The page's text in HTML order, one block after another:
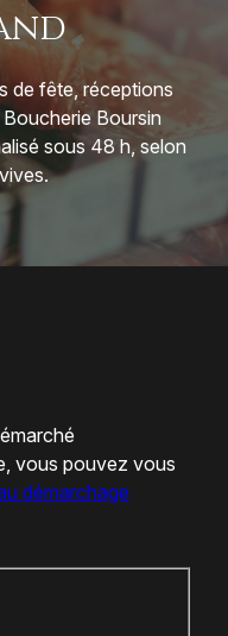
de fête, réceptions
Boursin
sous 48 h, selon
vous pouvez vous
démarchage